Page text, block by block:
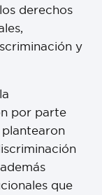
derechos
y
por parte
plantearon
que